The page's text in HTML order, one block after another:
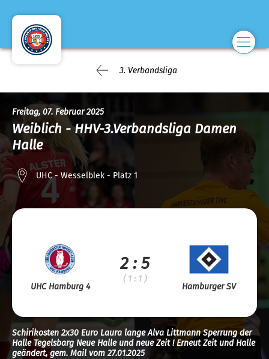
3. Verbandsliga
Freitag, 07. Februar 2025
Weiblich - HHV-3.Verbandsliga Damen
Halle
UHC - Wesselblek - Platz 1
UHC Hamburg 4
2 : 5
( 1 : 1 )
Hamburger SV
Schirikosten 2x30 Euro Laura lange Alva Littmann Sperrung der
Halle Tegelsbarg Neue Halle und neue Zeit ! Erneut Zeit und Halle
geändert, gem. Mail vom 27.01.2025